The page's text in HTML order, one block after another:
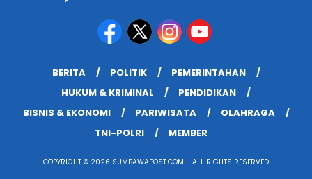
BERITA POLITIK
PEMERINTAHAN
HUKUM & KRIMINAL
PENDIDIKAN
BISNIS & EKONOMI
PARIWISATA
OLAHRAGA
TNI-POLRI
MEMBER
COPYRIGHT © 2026 SUMBAWAPOST.COM - ALL RIGHTS RESERVED